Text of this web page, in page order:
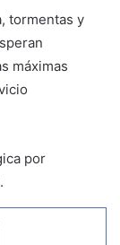
tormentas y
máximas
por